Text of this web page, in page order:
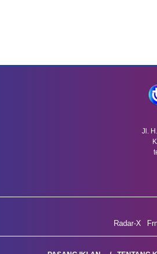
Jl.
Radar-X